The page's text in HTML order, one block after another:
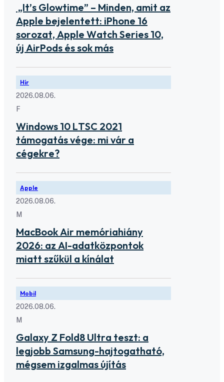
„It’s Glowtime” – Minden, amit az
Apple bejelentett: iPhone 16
sorozat, Apple Watch Series 10,
új AirPods és sok más
Hír
2026.08.06.
F
Windows 10 LTSC 2021
támogatás vége: mi vár a
cégekre?
Apple
2026.08.06.
M
MacBook Air memóriahiány
2026: az AI-adatközpontok
miatt szűkül a kínálat
Mobil
2026.08.06.
M
Galaxy Z Fold8 Ultra teszt: a
legjobb Samsung-hajtogatható,
mégsem izgalmas újítás